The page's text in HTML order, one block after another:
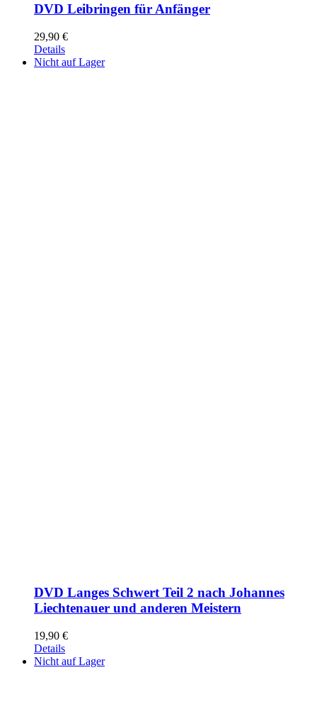
DVD Leibringen für Anfänger
29,90 €
Details
Nicht auf Lager
DVD Langes Schwert Teil 2 nach Johannes
Liechtenauer und anderen Meistern
19,90 €
Details
Nicht auf Lager